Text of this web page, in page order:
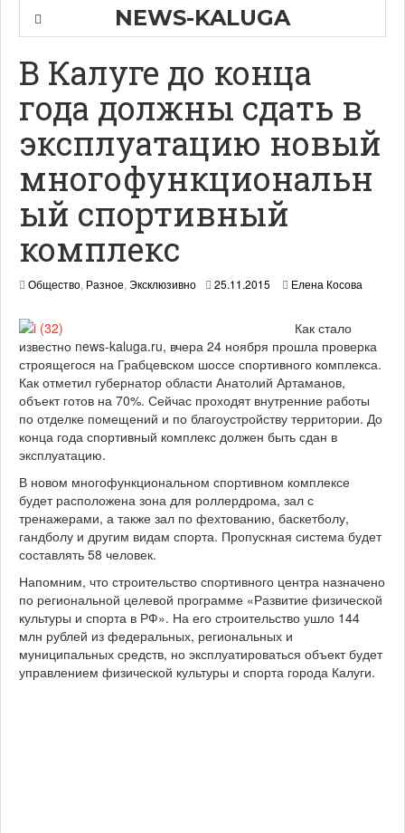
NEWS-KALUGA
В Калуге до конца
года должны сдать в
эксплуатацию новый
многофункциональн
ый спортивный
комплекс
Общество, Разное, Эксклюзивно 25.11.2015
1
.
2
0
1
5
Елена Косова
Как стало
известно news-kaluga.ru, вчера 24 ноября прошла проверка
строящегося на Грабцевском шоссе спортивного комплекса.
Как отметил губернатор области Анатолий Артаманов,
объект готов на 70%. Сейчас проходят внутренние работы
по отделке помещений и по благоустройству территории. До
конца года спортивный комплекс должен быть сдан в
эксплуатацию.
В новом многофункциональном спортивном комплексе
будет расположена зона для роллердрома, зал с
тренажерами, а также зал по фехтованию, баскетболу,
гандболу и другим видам спорта. Пропускная система будет
составлять 58 человек.
Напомним, что строительство спортивного центра назначено
по региональной целевой программе «Развитие физической
культуры и спорта в РФ». На его строительство ушло 144
млн рублей из федеральных, региональных и
муниципальных средств, но эксплуатироваться объект будет
управлением физической культуры и спорта города Калуги.